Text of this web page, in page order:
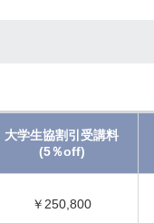
大学生協割引受講料
(5％off)
￥250,800